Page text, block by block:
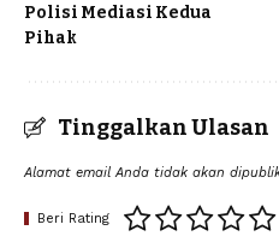
Polisi Mediasi Kedua
Pihak
Tinggalkan Ulasan
Alamat email Anda tidak akan
Beri Rating